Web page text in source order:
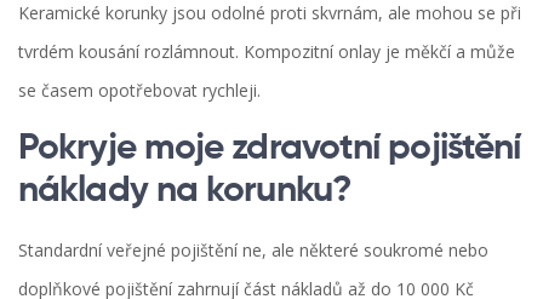
Keramické korunky jsou odolné proti skvrnám, ale mohou se při
tvrdém kousání rozlámnout. Kompozitní onlay je měkčí a může
se časem opotřebovat rychleji.
Pokryje moje zdravotní pojištění
náklady na korunku?
Standardní veřejné pojištění ne, ale některé soukromé nebo
doplňkové pojištění zahrnují část nákladů až do 10 000 Kč